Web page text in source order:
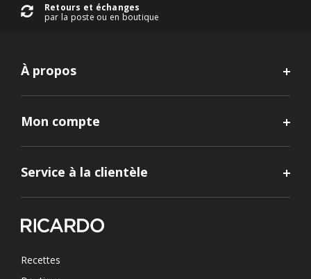
Retours et échanges
par la poste ou en boutique
À propos
Mon compte
Service à la clientèle
Recettes